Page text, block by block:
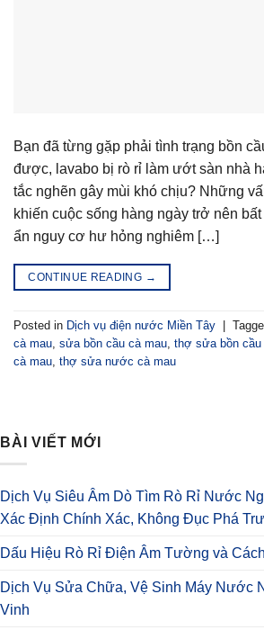
Bạn đã từng gặp phải tình trạng bồn
được, lavabo bị rò rỉ làm ướt sàn nhà
tắc nghẽn gây mùi khó chịu? Những
khiến cuộc sống hàng ngày trở nên
ẩn nguy cơ hư hỏng nghiêm […]
CONTINUE READING →
Posted in Dịch vụ điện nước Miền Tây
cà mau sửa bồn cầu cà mau thợ sửa bồn cầu
cà mau thợ sửa nước cà mau
BÀI VIẾT MỚI
Dịch Vụ Siêu Âm Dò Tìm Rò Rỉ Nước
Xác Định Chính Xác, Không Đục Phá
Dấu Hiệu Rò Rỉ Điện Âm Tường và
Dịch Vụ Sửa Chữa, Vệ Sinh Máy Nước
Vinh